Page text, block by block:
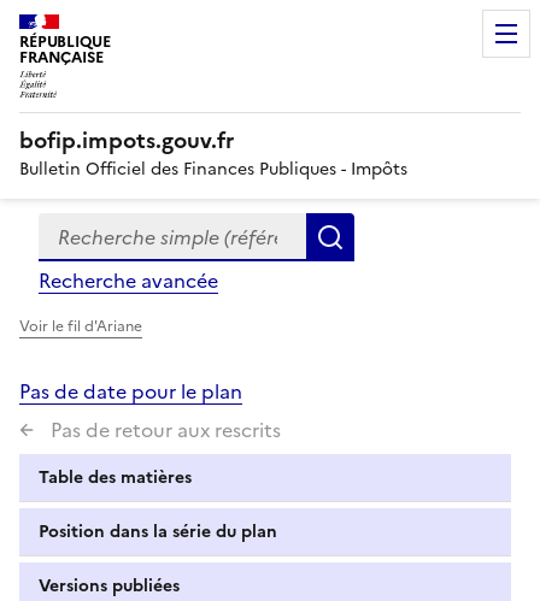
RÉPUBLIQUE
FRANÇAISE
bofip.impots.gouv.fr
Bulletin Officiel des Finances Publiques - Impôts
Formulaire
de
recherche
Recherche simple (références, mots clés, partie du
Recherche avancée
Voir le fil d'Ariane
Pas de date pour le plan
Pas de retour aux rescrits
Table des matières
Position dans la série du plan
Versions publiées